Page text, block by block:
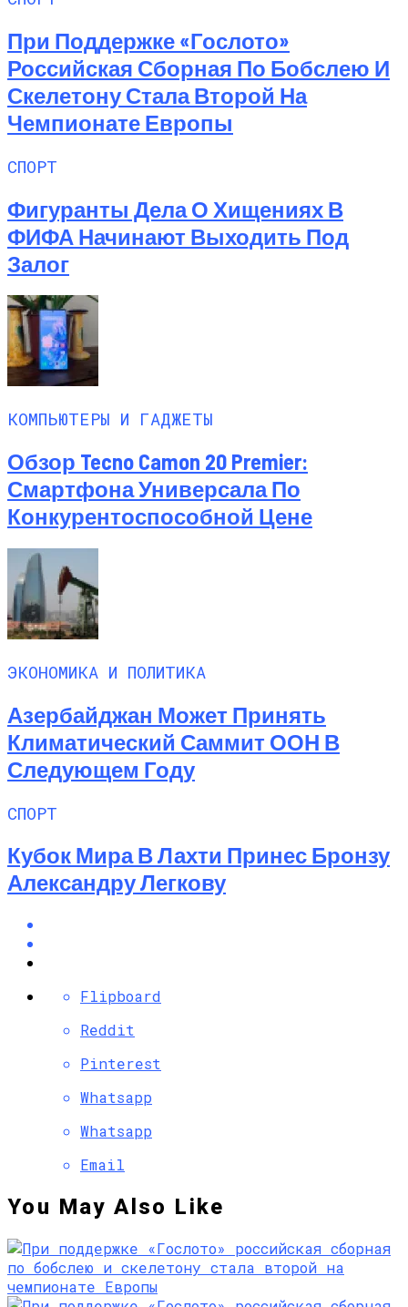
При Поддержке «Гослото»
Российская Сборная По Бобслею И
Скелетону Стала Второй На
Чемпионате Европы
СПОРТ
Фигуранты Дела О Хищениях В
ФИФА Начинают Выходить Под
Залог
КОМПЬЮТЕРЫ И ГАДЖЕТЫ
Обзор Tecno Camon 20 Premier:
Смартфона Универсала По
Конкурентоспособной Цене
ЭКОНОМИКА И ПОЛИТИКА
Азербайджан Может Принять
Климатический Саммит ООН В
Следующем Году
СПОРТ
Кубок Мира В Лахти Принес Бронзу
Александру Легкову
Flipboard
Reddit
Pinterest
Whatsapp
Whatsapp
Email
You May Also Like